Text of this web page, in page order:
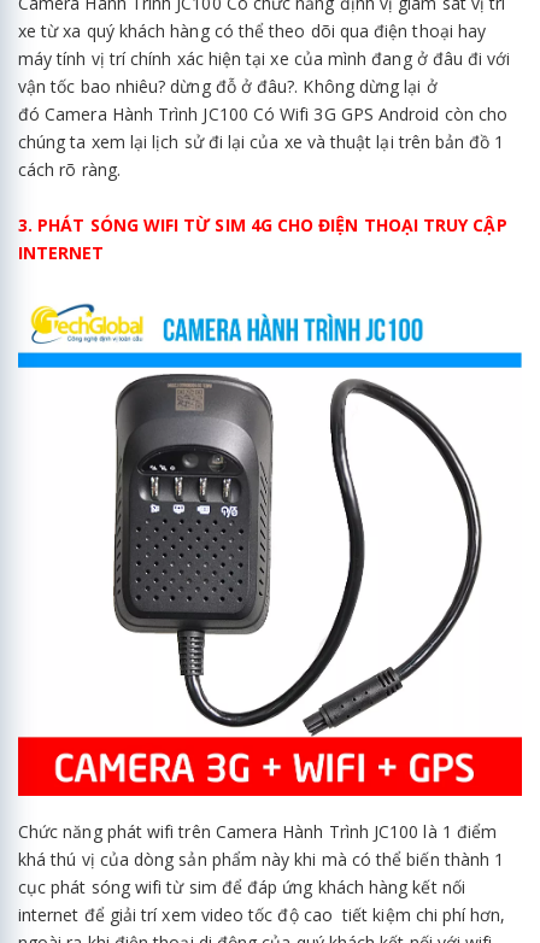
xe từ xa quý khách hàng có thể theo dõi qua điện thoại hay
máy tính vị trí chính xác hiện tại xe của mình đang ở đâu đi với
vận tốc bao nhiêu? dừng đỗ ở đâu?. Không dừng lại ở
đó Camera Hành Trình JC100 Có Wifi 3G GPS Android còn cho
chúng ta xem lại lịch sử đi lại của xe và thuật lại trên bản đồ 1
cách rõ ràng.
3. PHÁT SÓNG WIFI TỪ SIM 4G CHO ĐIỆN THOẠI TRUY CẬP
INTERNET
Chức năng phát wifi trên Camera Hành Trình JC100 là 1 điểm
khá thú vị của dòng sản phẩm này khi mà có thể biến thành 1
cục phát sóng wifi từ sim để đáp ứng khách hàng kết nối
internet để giải trí xem video tốc độ cao tiết kiệm chi phí hơn,